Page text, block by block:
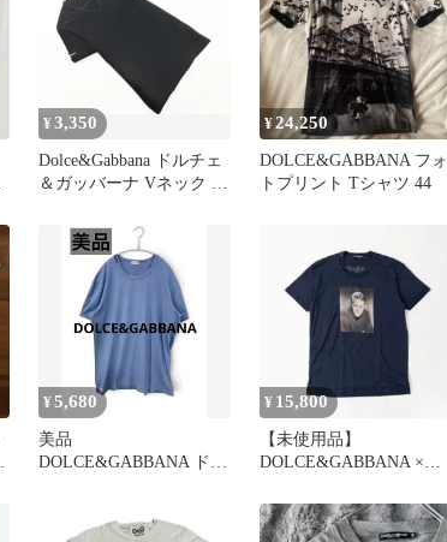
¥3,350
Dolce&Gabbana ドルチェ
＆ガッバーナ Vネック T
¥24,250
DOLCE&GABBANA フォ
トプリント Tシャツ 44
¥5,680
美品
DOLCE&GABBANA ドル
¥ 15,800
【未使用品】
DOLCE&GABBANA ×ス
シャツ XL